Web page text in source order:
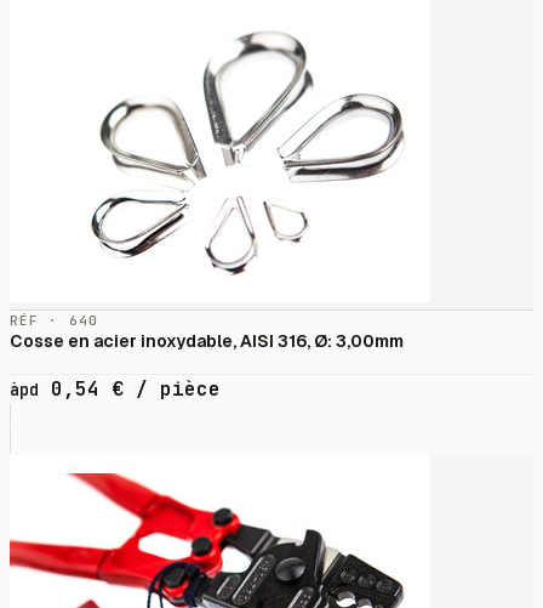
RÉF · 640
Cosse en acier inoxydable, AISI 316, Ø: 3,00mm
àpd 0,54 € / pièce